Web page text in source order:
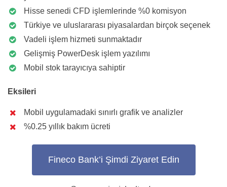
Hisse senedi CFD işlemlerinde %0 komisyon
Türkiye ve uluslararası piyasalardan birçok seçenek
Vadeli işlem hizmeti sunmaktadır
Gelişmiş PowerDesk işlem yazılımı
Mobil stok tarayıcıya sahiptir
Eksileri
Mobil uygulamadaki sınırlı grafik ve analizler
%0.25 yıllık bakım ücreti
Fineco Bank’i Şimdi Ziyaret Edin